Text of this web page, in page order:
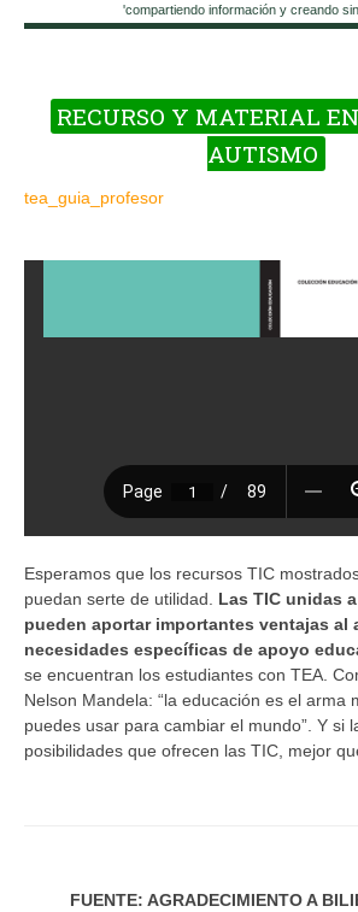
'compartiendo información y creando
RECURSO Y MATERIAL
AUTISMO
tea_guia_profesor
Esperamos que los recursos TIC
puedan serte de utilidad. Las TIC unidas
pueden aportar importantes ventajas al
necesidades específicas de apoyo
se encuentran los estudiantes con TEA.
Nelson Mandela: “la educación es el arma
puedes usar para cambiar el mundo”. Y si
posibilidades que ofrecen las TIC, mejor
FUENTE: AGRADECIMIENTO A